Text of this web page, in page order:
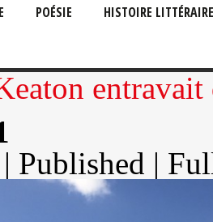
POÉSIE HISTOIRE LITTÉRAIRE
entravait
| Published |